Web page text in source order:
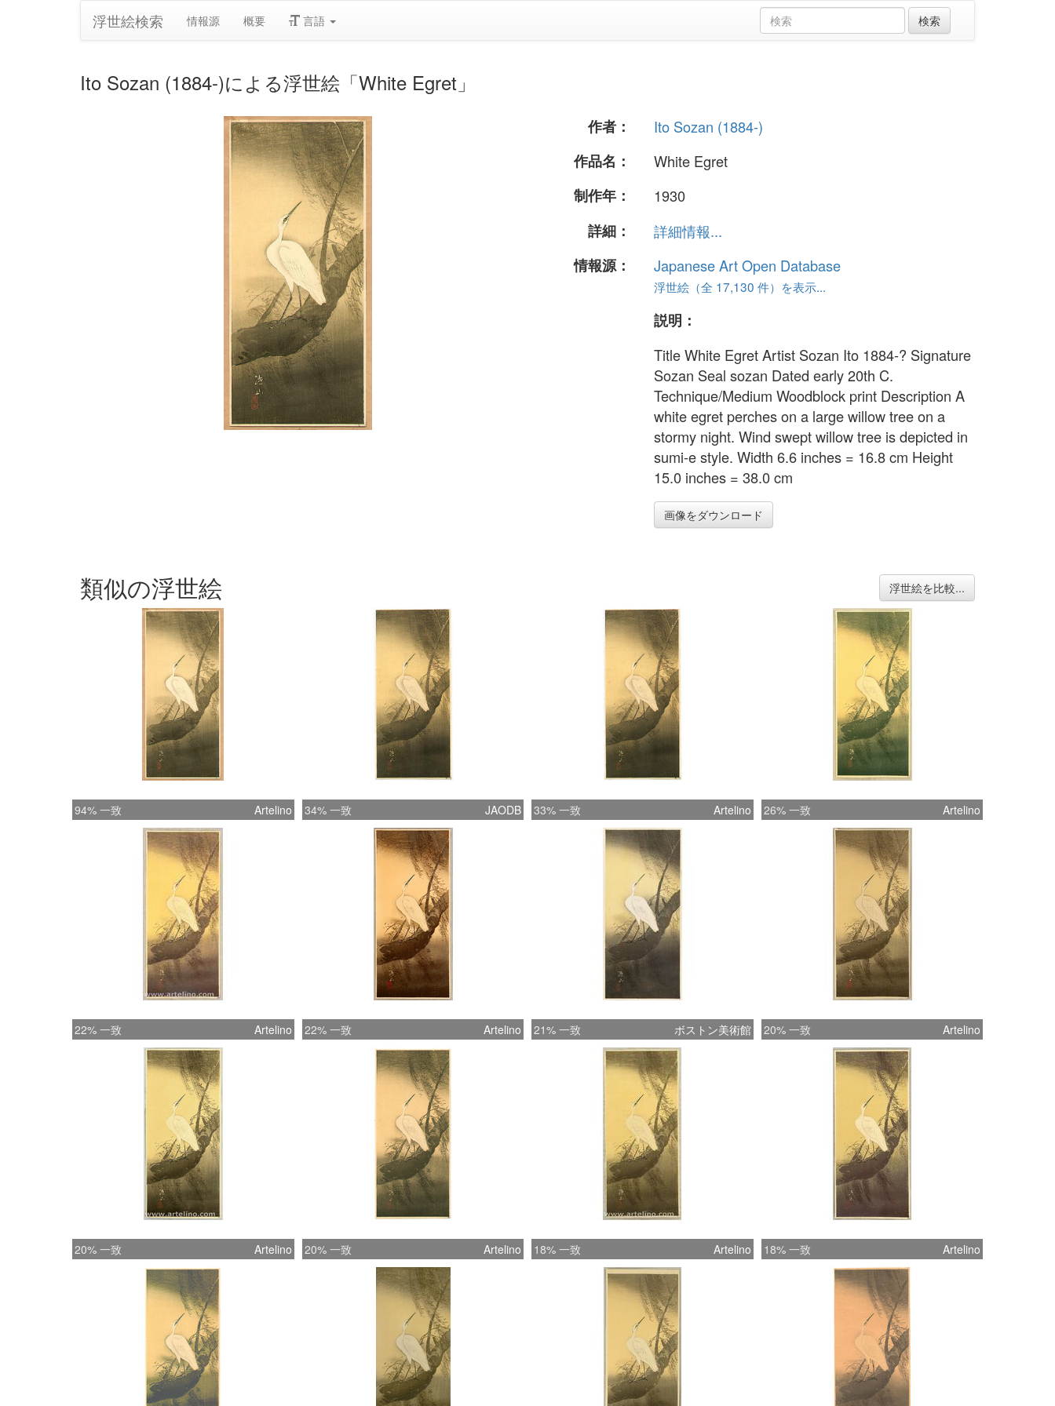
浮世絵検索 情報源 概要 言語
Ito Sozan (1884-)による浮世絵「White Egret」
作者：
Ito Sozan (1884-)
作品名：
White Egret
制作年：
1930
詳細：
詳細情報...
情報源：
Japanese Art Open Database
浮世絵（全 17,130 件）を表示...
説明：
Title White Egret Artist Sozan Ito 1884-? Signature
Sozan Seal sozan Dated early 20th C.
Technique/Medium Woodblock print Description A
white egret perches on a large willow tree on a
stormy night. Wind swept willow tree is depicted in
sumi-e style. Width 6.6 inches = 16.8 cm Height
15.0 inches = 38.0 cm
画像をダウンロード
類似の浮世絵 浮世絵を比較...
94% 一致 Artelino 34% 一致 JAODB 33% 一致 Artelino 26% 一致 Artelino
22% 一致 Artelino 22% 一致 Artelino 21% 一致 ボストン美術館 20% 一致 Artelino
20% 一致 Artelino 20% 一致 Artelino 18% 一致 Artelino 18% 一致 Artelino